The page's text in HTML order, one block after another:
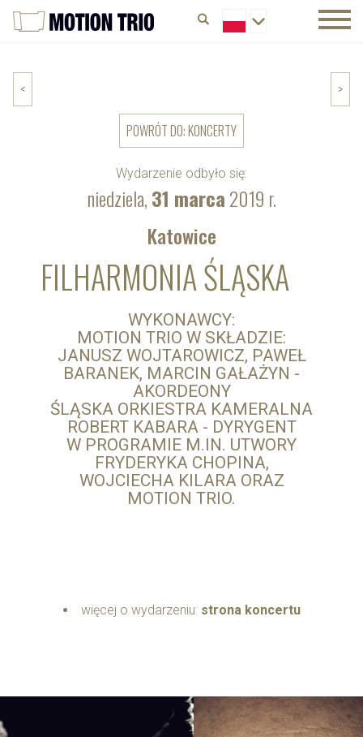
Wydarzenie odbyło się:
niedziela,31 marca2019 r.
< >
POWRÓT DO: KONCERTY
Katowice
FILHARMONIA ŚLĄSKA
WYKONAWCY:
MOTION TRIO W SKŁADZIE:
JANUSZ WOJTAROWICZ, PAWEŁ
BARANEK, MARCIN GAŁAŻYN -
AKORDEONY
ŚLĄSKA ORKIESTRA KAMERALNA
ROBERT KABARA - DYRYGENT
W PROGRAMIE M.IN. UTWORY
FRYDERYKA CHOPINA,
WOJCIECHA KILARA ORAZ
MOTION TRIO.
więcej o wydarzeniu: strona koncertu